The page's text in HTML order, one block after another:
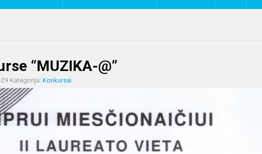
“MUZIKA-@”
Kategorija: Konkursai